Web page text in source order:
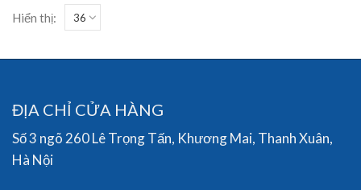
Hiển thị:
ĐỊA CHỈ CỬA HÀNG
Số 3 ngõ 260 Lê Trọng Tấn, Khương Mai, Thanh Xuân,
Hà Nội